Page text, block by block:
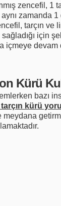
zencefil, 1
zamanda
tarçın
sağladığı
içmeye
Kürü
bazı
kürü
meydana